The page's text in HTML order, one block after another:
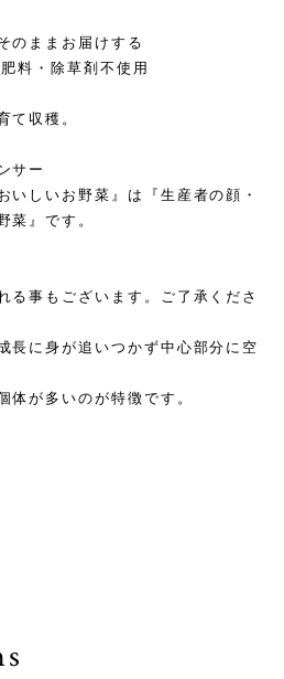
のままお届けする
料・除草剤不使用
て収穫。
サー
しいお野菜』は『生産者の顔・
菜』です。
る事もございます。ご了承くださ
に身が追いつかず中心部分に空
体が多いのが特徴です。